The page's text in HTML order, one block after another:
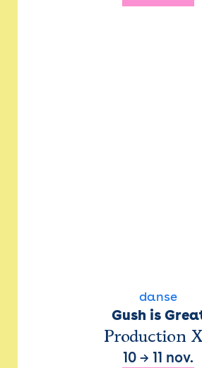
danse
Gush is
Production
10 → 11 nov.